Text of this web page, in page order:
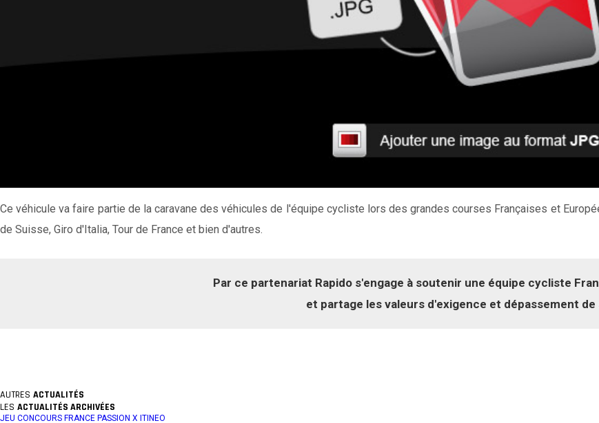
Ce véhicule va faire partie de la caravane des véhicules de l'équipe cycliste lors des grandes courses Françaises et
de Suisse, Giro d'Italia, Tour de France et bien d'autres.
Par ce partenariat Rapido s'engage à soutenir une équipe cycliste
et partage les valeurs d'exigence et dépassement de
AUTRES ACTUALITÉS
LES ACTUALITÉS ARCHIVÉES
JEU CONCOURS FRANCE PASSION X ITINEO